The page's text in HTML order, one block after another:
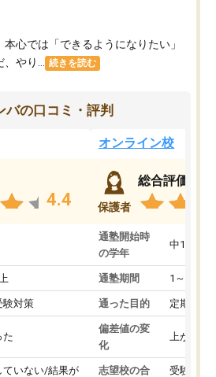
心では「できるようになりたい」
やり...
続きを読む
バの口コミ・評判
4.4
験対策
た
ていない/結果が
オンライン校
保護者
総合評価
通塾開始時
の学年
中1
通塾期間 1～3ヵ月
通った目的 定期テス
偏差値の変
化
上がった
志望校の合
受験して